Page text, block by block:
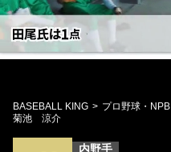
BASEBALL KING プロ野球・NPB
菊池 涼介
内野手